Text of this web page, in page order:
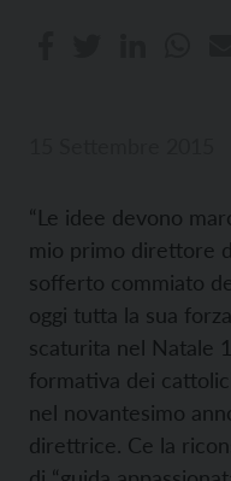
“Le idee devono
mio primo direttore
sofferto commiato
oggi tutta la sua
scaturita nel Natale
formativa dei
nel novantesimo
direttrice. Ce la